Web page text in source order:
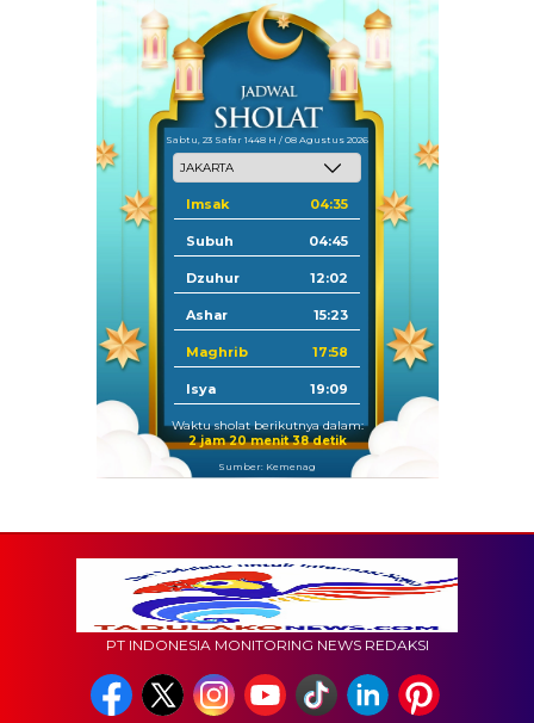
Sabtu, 23 Safar 1448 H / 08 Agustus 2026
Imsak 04:35
Subuh 04:45
Dzuhur 12:02
Ashar 15:23
Maghrib 17:58
Isya 19:09
Waktu sholat berikutnya dalam:
2 jam 20 menit 37 detik
Sumber: Kemenag
PT INDONESIA MONITORING NEWS REDAKSI